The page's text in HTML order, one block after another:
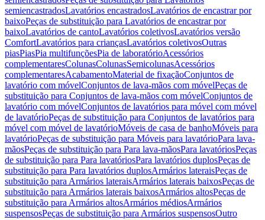
semiencastradosLavatórios encastradosLavatórios de encastrar por
baixoPeças de substituição para Lavatórios de encastrar por
baixoLavatórios de cantoLavatórios coletivosLavatórios versão
ComfortLavatórios para criançasLavatórios coletivosOutras
piasPiasPia multifunçõesPia de laboratórioAcessórios
complementaresColunasColunasSemicolunasAcessórios
complementaresAcabamentoMaterial de fixaçãoConjuntos de
lavatório com móvelConjuntos de lava-mãos com móvelPeças de
substituição para Conjuntos de lava-mãos com móvelConjuntos de
lavatório com móvelConjuntos de lavatórios para móvel com móvel
de lavatórioPeças de substituição para Conjuntos de lavatórios para
móvel com móvel de lavatórioMóveis de casa de banhoMóveis para
lavatórioPeças de substituição para Móveis para lavatórioPara lava-
mãosPeças de substituição para Para lava-mãosPara lavatóriosPeças
de substituição para Para lavatóriosPara lavatórios duplosPeças de
substituição para Para lavatórios duplosArmários lateraisPeças de
substituição para Armários lateraisArmários laterais baixosPeças de
substituição para Armários laterais baixosArmários altosPeças de
substituição para Armários altosArmários médiosArmários
suspensosPeças de substituição para Armários suspensosOutro